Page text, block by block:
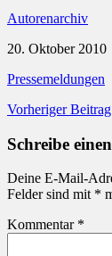
Autorenarchiv
20. Oktober 2010
Pressemeldungen
Vorheriger Beitrag
Schreibe
Deine E-Mail-
Felder sind mit *
Kommentar *